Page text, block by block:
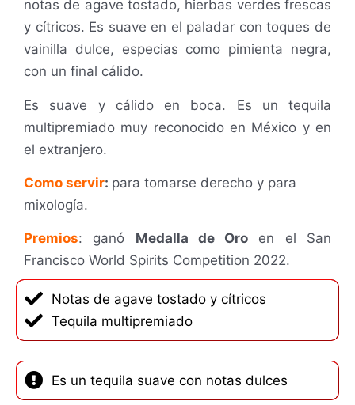
notas de agave tostado, hierbas verdes frescas
y cítricos. Es suave en el paladar con toques de
vainilla dulce, especias como pimienta negra,
con un final cálido.
Es suave y cálido en boca. Es un tequila
multipremiado muy reconocido en México y en
el extranjero.
Como servir: para tomarse derecho y para
mixología.
Premios: ganó Medalla de Oro en el San
Francisco World Spirits Competition 2022.
Notas de agave tostado y cítricos
Tequila multipremiado
Es un tequila suave con notas dulces